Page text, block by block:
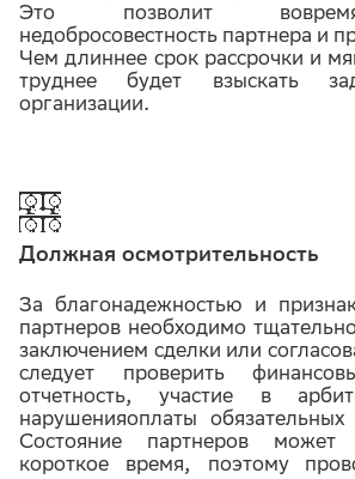
Это позволит
недобросовестность партнера и
Чем длиннее срок рассрочки и
труднее будет взыскать
организации.
Должная осмотрительность
За благонадежностью и
партнеров необходимо
заключением сделки или
следует проверить
отчетность, участие в
нарушенияоплаты
Состояние партнеров может
короткое время, поэтому